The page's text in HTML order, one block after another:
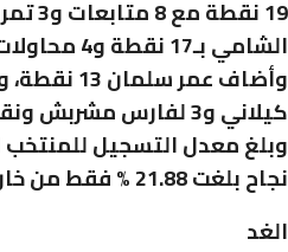
كيلاني و3 لفارس مشربش ونقطتين لكل من عمر حجازي وعبدالله شتات.
نجاح بلغت 21.88 % فقط من خارج القوس.
الغد